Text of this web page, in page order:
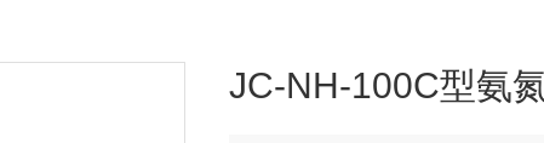
JC-NH-100C型氨